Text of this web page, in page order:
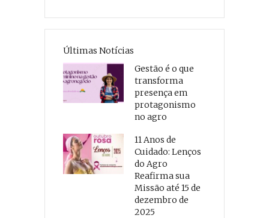
Últimas Notícias
Gestão é o que
transforma
presença em
protagonismo
no agro
11 Anos de
Cuidado: Lenços
do Agro
Reafirma sua
Missão até 15 de
dezembro de
2025